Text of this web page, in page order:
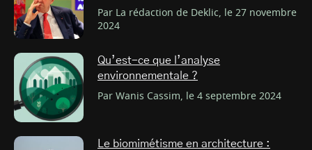
Par La rédaction de Deklic, le 27 novembre
2024
Qu’est-ce que l’analyse
environnementale ?
Par Wanis Cassim, le 4 septembre 2024
Le biomimétisme en architecture :